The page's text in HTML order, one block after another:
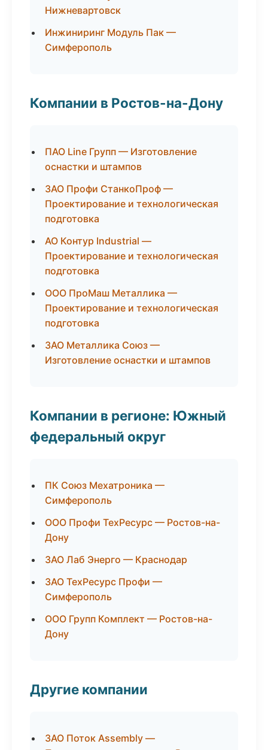
Нижневартовск
Инжиниринг Модуль Пак —
Симферополь
Компании в Ростов-на-Дону
ПАО Line Групп — Изготовление
оснастки и штампов
ЗАО Профи СтанкоПроф —
Проектирование и технологическая
подготовка
АО Контур Industrial —
Проектирование и технологическая
подготовка
ООО ПроМаш Металлика —
Проектирование и технологическая
подготовка
ЗАО Металлика Союз —
Изготовление оснастки и штампов
Компании в регионе: Южный
федеральный округ
ПК Союз Мехатроника —
Симферополь
ООО Профи ТехРесурс — Ростов-на-
Дону
ЗАО Лаб Энерго — Краснодар
ЗАО ТехРесурс Профи —
Симферополь
ООО Групп Комплект — Ростов-на-
Дону
Другие компании
ЗАО Поток Assembly —